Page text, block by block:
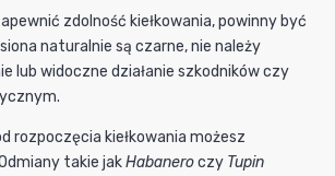
zdolność kiełkowania, powinny być
naturalnie są czarne, nie należy
lub widoczne działanie szkodników czy
rozpoczęcia kiełkowania możesz
takie jakHabaneroczy Tupin